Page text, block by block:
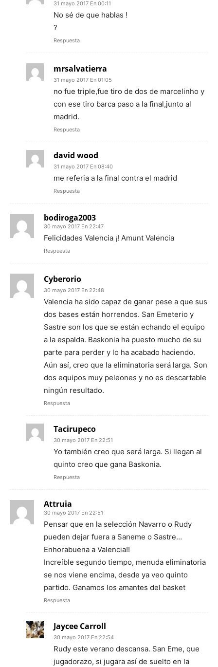
31 mayo 2017 En 00:11
No sé de que hablas !
?
Respuesta
mrsalvatierra
31 mayo 2017 En 01:05
no fue triple,fue tiro de dos de marcelinho y
con ese tiro barca paso a la final,junto al
madrid.
Respuesta
david wood
31 mayo 2017 En 08:40
me referia a la final contra el madrid
Respuesta
bodiroga2003
30 mayo 2017 En 22:47
Felicidades Valencia ¡! Amunt Valencia
Respuesta
Cyberorio
30 mayo 2017 En 22:48
Valencia ha sido capaz de ganar pese a que sus
dos bases están horrendos. San Emeterio y
Sastre son los que se están echando el equipo
a la espalda. Baskonia ha puesto mucho de su
parte para perder y lo ha acabado haciendo.
Aún así, creo que la eliminatoria será larga. Son
dos equipos muy peleones y no es descartable
ningún resultado.
Respuesta
Tacirupeco
30 mayo 2017 En 22:51
Yo también creo que será larga. Si llegan al
quinto creo que gana Baskonia.
Respuesta
Attruia
30 mayo 2017 En 22:51
Pensar que en la selección Navarro o Rudy
pueden dejar fuera a Saneme o Sastre…
Enhorabuena a Valencia!!
Increíble segundo tiempo, menuda eliminatoria
se nos viene encima, desde ya veo quinto
partido. Ganamos los amantes del basket
Respuesta
Jaycee Carroll
30 mayo 2017 En 22:54
Rudy este verano descansa. San Eme, que
jugadorazo, si jugara así de suelto en la